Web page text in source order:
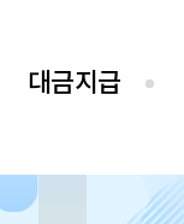
대금지급